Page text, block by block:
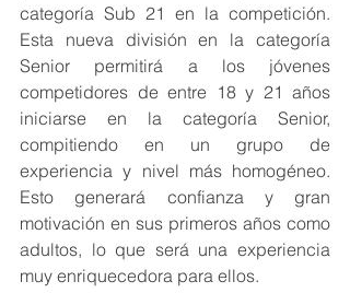
categoría Sub 21 en la competición.
Esta nueva división en la categoría
Senior permitirá a los jóvenes
competidores de entre 18 y 21 años
iniciarse en la categoría Senior,
compitiendo en un grupo de
experiencia y nivel más homogéneo.
Esto generará confianza y gran
motivación en sus primeros años como
adultos, lo que será una experiencia
muy enriquecedora para ellos.